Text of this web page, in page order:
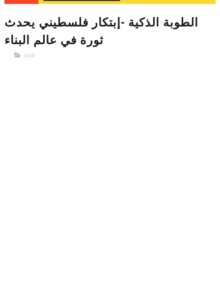
الطوبة الذكية -إبتكار فلسطيني يحدث
ثورة في عالم البناء
civil